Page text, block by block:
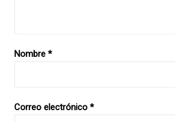
Nombre *
Correo electrónico *